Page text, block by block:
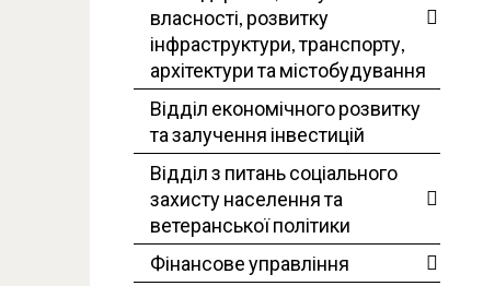
власності, розвитку
інфраструктури, транспорту,
архітектури та містобудування
Відділ економічного розвитку
та залучення інвестицій
Відділ з питань соціального
захисту населення та
ветеранської політики
Фінансове управління